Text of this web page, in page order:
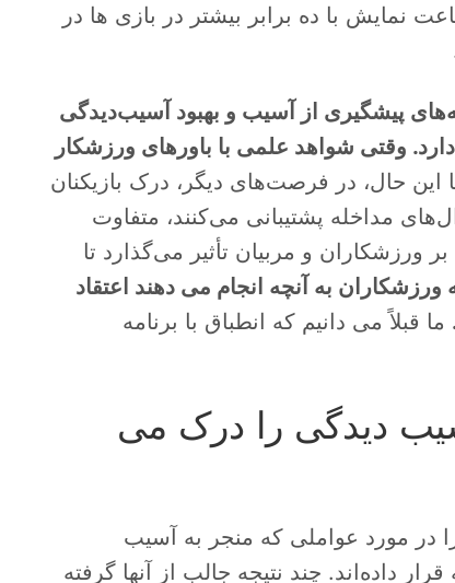
آسیب می بیند. میزان 8.1 آسیب در 1000 ساعت نمایش با ده برابر بیشتر در بازی ها در
پیشگیری از آسیب و بهبود آسیب‌دیدگی
دارد. وقتی شواهد علمی با باورهای ورزشکار
این حال، در فرصت‌های دیگر، درک بازیکنان
مداخله پشتیبانی می‌کنند، متفاوت
ورزشکاران و مربیان تأثیر می‌گذارد تا
ورزشکاران به آنچه انجام می دهند اعتقاد
ما قبلاً می دانیم که انطباق با برنامه
دیدگی را درک می
در مورد عواملی که منجر به آسیب
داده‌اند. چند نتیجه جالب از آنها گرفته